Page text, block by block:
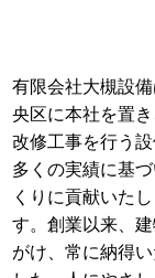
有限会社大槻設
央区に本社を置
改修工事を行う設
多くの実績に基
くりに貢献いた
す。創業以来、
がけ、常に納得